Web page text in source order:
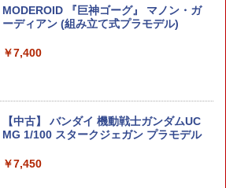
MODEROID 『巨神ゴーグ』 マノン・ガ
ーディアン (組み立て式プラモデル)
￥7,400
【中古】 バンダイ 機動戦士ガンダムUC
MG 1/100 スタークジェガン プラモデル
￥7,450